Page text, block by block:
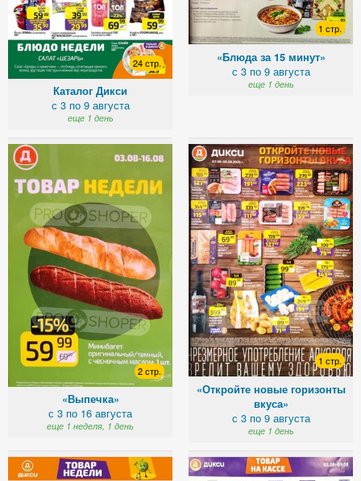
24 стр.
Каталог Дикси
с 3 по 9 августа
еще 1 день
1 стр.
«Блюда за 15 минут»
с 3 по 9 августа
еще 1 день
2 стр.
«Выпечка»
с 3 по 16 августа
еще 1 неделя, 1 день
1 стр.
«Откройте новые горизонты
вкуса»
с 3 по 9 августа
еще 1 день